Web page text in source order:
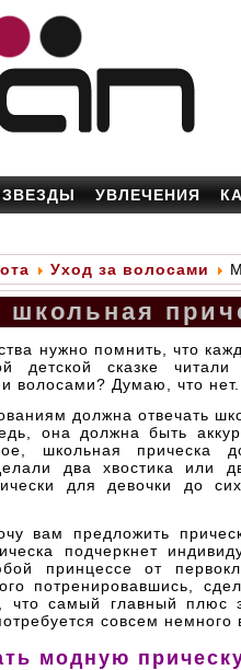
ЗВЕЗДЫ УВЛЕЧЕНИЯ
Уход за волосами
нужно помнить, что
детской сказке
волосами? Думаю, что нет.
должна отвечать
она должна быть
школьная прическа
два хвостика или
для девочки до
вам предложить
подчеркнет
принцессе от
потренировавшись,
что самый главный плюс
совсем немного
модную